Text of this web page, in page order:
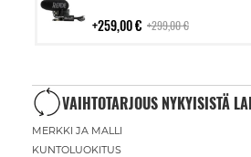
259,00 € 299,00 €
VAIHTOTARJOUS NYKYISISTÄ
MERKKI JA MALLI
KUNTOLUOKITUS